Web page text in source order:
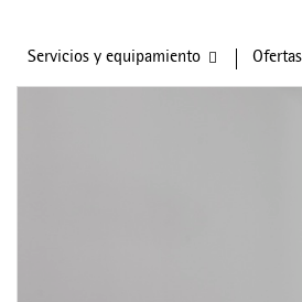
Servicios y equipamiento